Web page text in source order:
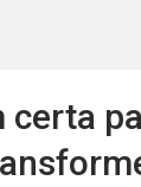
certa